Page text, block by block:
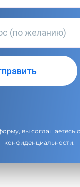
вы соглашаетесь с
конфиденциальности.